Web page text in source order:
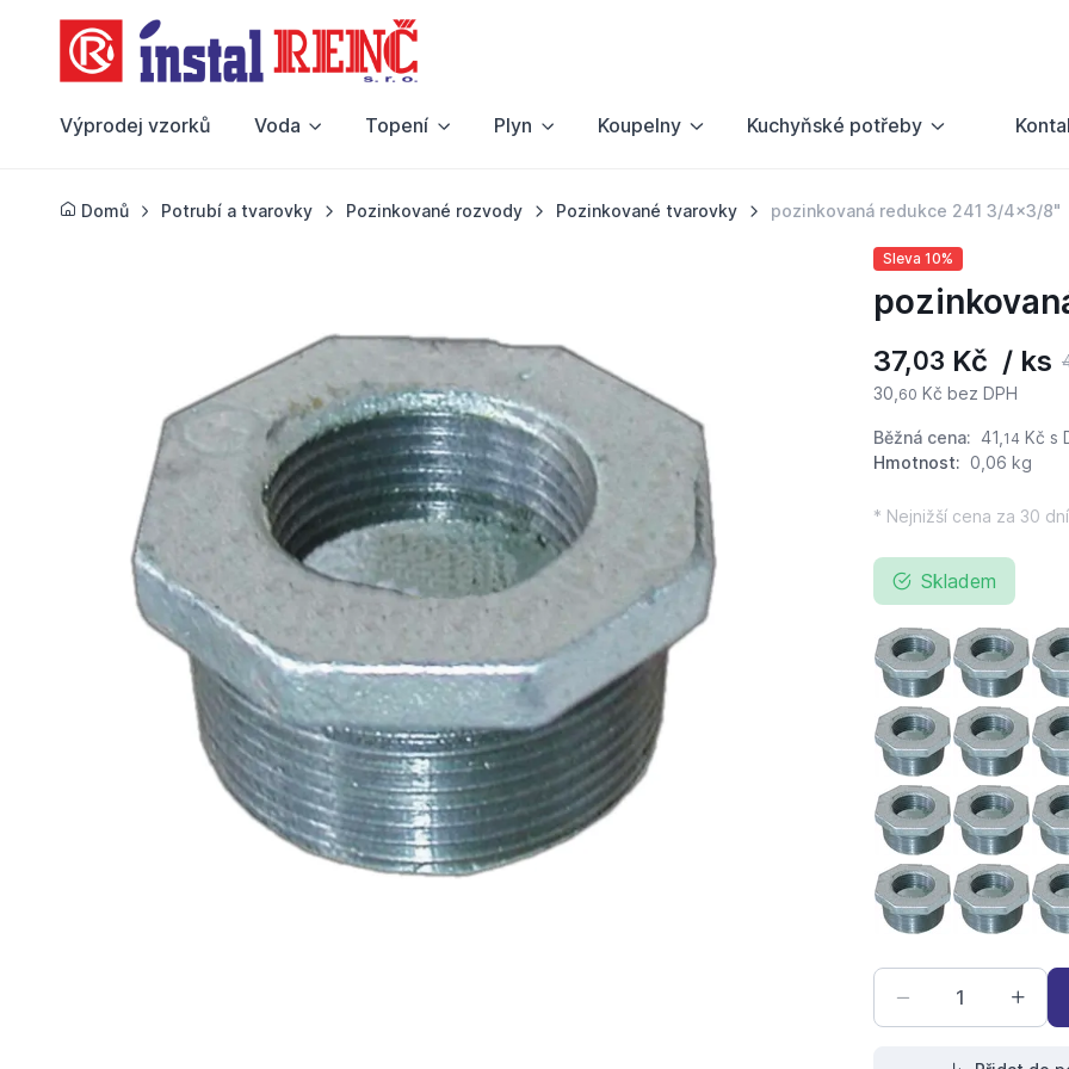
Výprodej vzorků Voda Topení Plyn Koupelny Kuchyňské potřeby
Domů Potrubí a tvarovky Pozinkované rozvody Pozinkované tvarovky pozinkovaná redukce 241 3/4x3/8"
Sleva 10%
37,03 Kč / ks
30, 60 Kč bez DPH
Běžná cena: 41, 14 Kč s
Hmotnost: 0,06 kg
* Nejnižší cena za 30 dní
Skladem
pozinkovaná
pozinkovaná
pozinkovaná
pozinkovaná